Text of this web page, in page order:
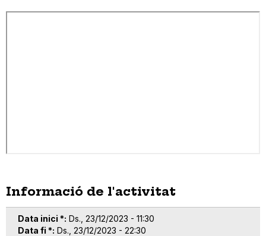
Informació de l'activitat
Data inici * Ds., 23/12/2023 - 11:30
Data fi * Ds., 23/12/2023 - 22:30